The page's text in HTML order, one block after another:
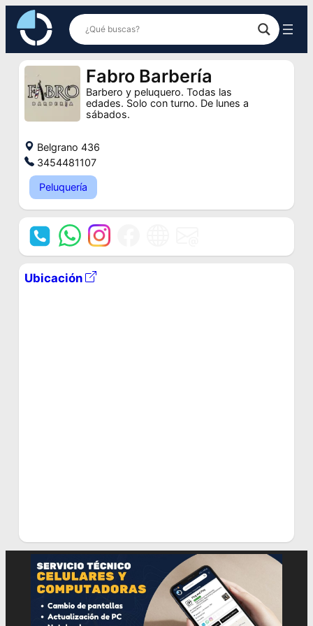
Saltar
contenido
Fabro Barbería
Barbero y peluquero. Todas las
edades. Solo con turno. De lunes a
sábados.
Belgrano 436
3454481107
Peluquería
Ubicación